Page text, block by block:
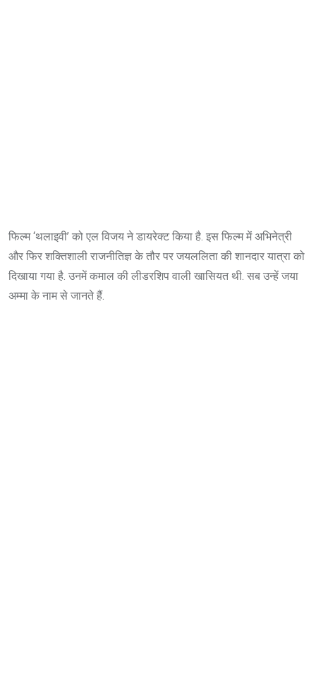
फिल्म ‘थलाइवी’ को एल विजय ने डायरेक्ट किया है. इस फिल्म में अभिनेत्री
और फिर शक्तिशाली राजनीतिज्ञ के तौर पर जयललिता की शानदार यात्रा को
दिखाया गया है. उनमें कमाल की लीडरशिप वाली खासियत थी. सब उन्हें जया
अम्मा के नाम से जानते हैं.